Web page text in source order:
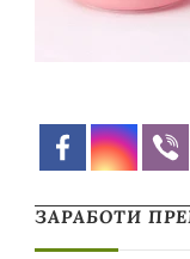
ЗАРАБОТИ